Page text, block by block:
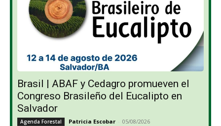
Brasil | ABAF y Cedagro promueven el
Congreso Brasileño del Eucalipto en
Salvador
Agenda Forestal Patricia Escobar - 05/08/2026